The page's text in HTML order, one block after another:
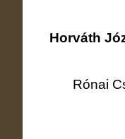
Horváth
Rónai